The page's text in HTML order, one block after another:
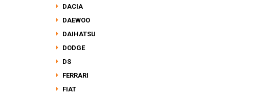
DACIA
DAEWOO
DAIHATSU
DODGE
DS
FERRARI
FIAT